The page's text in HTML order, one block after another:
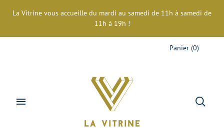
La Vitrine vous accueille du mardi au samedi de 11h à samedi de
11h à 19h !
Panier (0)